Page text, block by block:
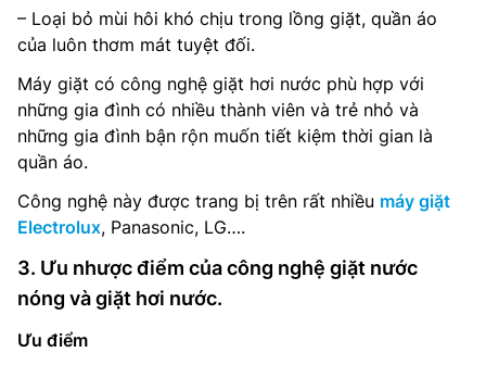
– Loại bỏ mùi hôi khó chịu trong lồng giặt, quần áo
của luôn thơm mát tuyệt đối.
Máy giặt có công nghệ giặt hơi nước phù hợp với
những gia đình có nhiều thành viên và trẻ nhỏ và
những gia đình bận rộn muốn tiết kiệm thời gian là
quần áo.
Công nghệ này được trang bị trên rất nhiều máy giặt
Electrolux, Panasonic, LG….
3. Ưu nhược điểm của công nghệ giặt nước
nóng và giặt hơi nước.
Ưu điểm